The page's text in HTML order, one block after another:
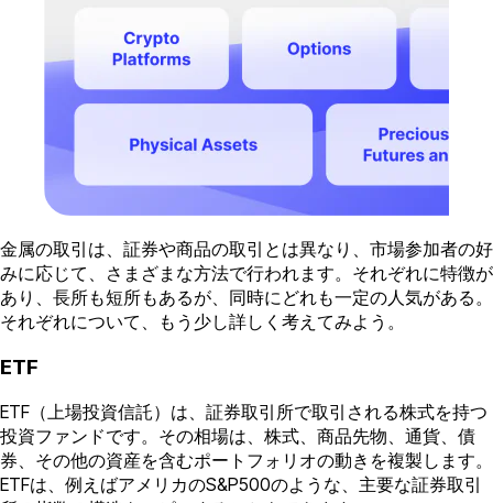
金属の取引は、証券や商品の取引とは異なり、市場参加者の好
みに応じて、さまざまな方法で行われます。それぞれに特徴が
あり、長所も短所もあるが、同時にどれも一定の人気がある。
それぞれについて、もう少し詳しく考えてみよう。
ETF
ETF（上場投資信託）は、証券取引所で取引される株式を持つ
投資ファンドです。その相場は、株式、商品先物、通貨、債
券、その他の資産を含むポートフォリオの動きを複製します。
ETFは、例えばアメリカのS&P500のような、主要な証券取引